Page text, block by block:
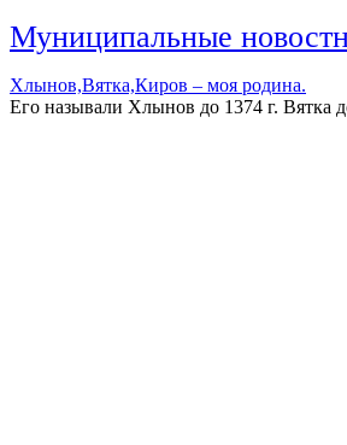
Муниципальные
Хлынов,Вятка,Киров – моя родина.
Его называли Хлынов до 1374 г. Вятка